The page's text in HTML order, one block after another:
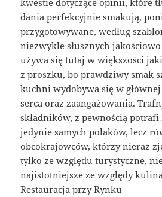
kwestie dotyczące opinii, które
dania perfekcyjnie smakują,
przygotowywane, według
niezwykle słusznych
używa się tutaj w większości
z proszku, bo prawdziwy smak
kuchni wydobywa się w głównej
serca oraz zaangażowania.
składników, z pewnością
jedynie samych polaków, lecz
obcokrajowców, którzy nieraz
tylko ze względu turystyczne,
najistotniejsze ze względy
Restauracja przy Rynku